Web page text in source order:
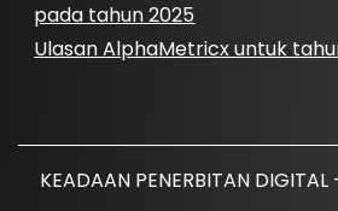
pada tahun 2025
Ulasan AlphaMetricx untuk
KEADAAN PENERBITAN